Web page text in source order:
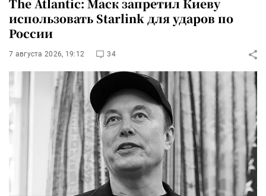
The Atlantic: Маск запретил Киеву
использовать Starlink для ударов по
России
7 августа 2026, 19:12 34